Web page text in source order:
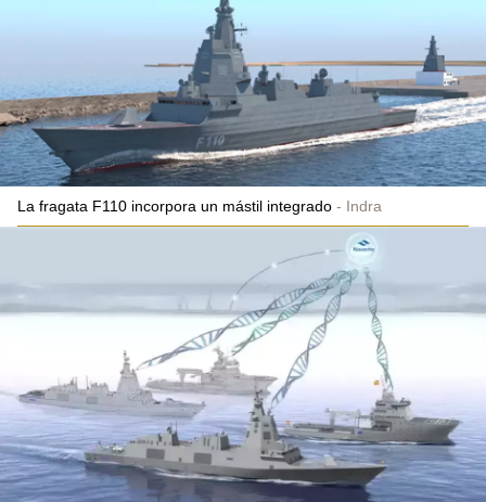
La fragata F110 incorpora un mástil integrado Indra